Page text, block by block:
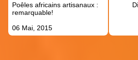
l’article
Poêles africains artisanaux :
remarquable!
06 Mai, 2015